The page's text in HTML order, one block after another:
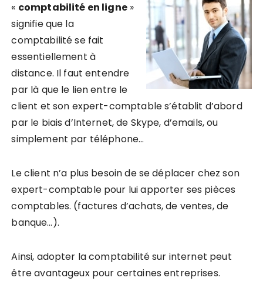
« comptabilité en ligne»
signifie que la
comptabilité se fait
essentiellement à
distance. Il faut entendre
par là que le lien entre le
client et son expert-comptable s’établit d’abord
par le biais d’Internet, de Skype, d’emails, ou
simplement par téléphone…
Le client n’a plus besoin de se déplacer chez son
expert-comptable pour lui apporter ses pièces
comptables. (factures d’achats, de ventes, de
banque…).
Ainsi, adopter la comptabilité sur internet peut
être avantageux pour certaines entreprises.